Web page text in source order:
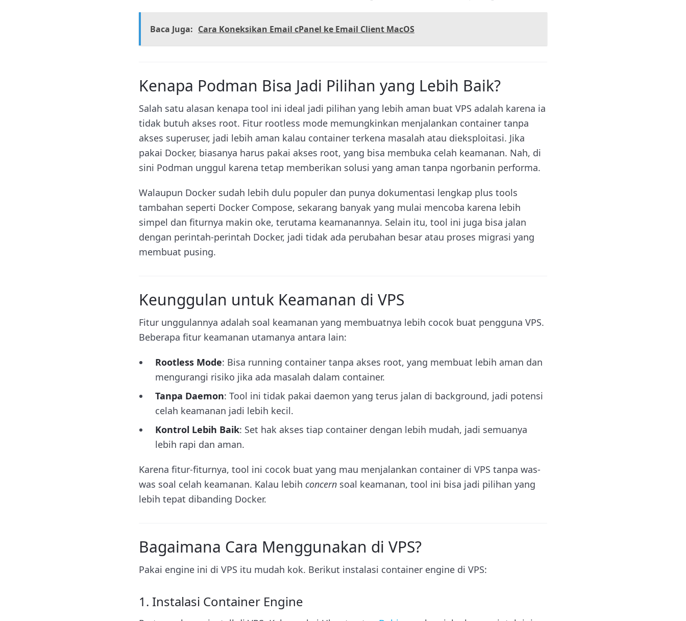
Baca Juga: Cara Koneksikan Email cPanel ke Email Client MacOS
Kenapa Podman Bisa Jadi Pilihan yang Lebih Baik?
Salah satu alasan kenapa tool ini ideal jadi pilihan yang lebih aman buat VPS adalah karena ia
tidak butuh akses root. Fitur rootless mode memungkinkan menjalankan container tanpa
akses superuser, jadi lebih aman kalau container terkena masalah atau dieksploitasi. Jika
pakai Docker, biasanya harus pakai akses root, yang bisa membuka celah keamanan. Nah, di
sini Podman unggul karena tetap memberikan solusi yang aman tanpa ngorbanin performa.
Walaupun Docker sudah lebih dulu populer dan punya dokumentasi lengkap plus tools
tambahan seperti Docker Compose, sekarang banyak yang mulai mencoba karena lebih
simpel dan fiturnya makin oke, terutama keamanannya. Selain itu, tool ini juga bisa jalan
dengan perintah-perintah Docker, jadi tidak ada perubahan besar atau proses migrasi yang
membuat pusing.
Keunggulan untuk Keamanan di VPS
Fitur unggulannya adalah soal keamanan yang membuatnya lebih cocok buat pengguna VPS.
Beberapa fitur keamanan utamanya antara lain:
Rootless Mode: Bisa running container tanpa akses root, yang membuat lebih aman dan
mengurangi risiko jika ada masalah dalam container.
Tanpa Daemon: Tool ini tidak pakai daemon yang terus jalan di background, jadi potensi
celah keamanan jadi lebih kecil.
Kontrol Lebih Baik: Set hak akses tiap container dengan lebih mudah, jadi semuanya
lebih rapi dan aman.
Karena fitur-fiturnya, tool ini cocok buat yang mau menjalankan container di VPS tanpa was-
was soal celah keamanan. Kalau lebih concern soal keamanan, tool ini bisa jadi pilihan yang
lebih tepat dibanding Docker.
Bagaimana Cara Menggunakan di VPS?
Pakai engine ini di VPS itu mudah kok. Berikut instalasi container engine di VPS:
1. Instalasi Container Engine